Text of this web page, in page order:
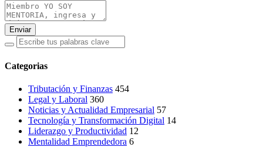
Enviar
Categorias
Tributación y Finanzas 454
Legal y Laboral 360
Noticias y Actualidad Empresarial 57
Tecnología y Transformación Digital 14
Liderazgo y Productividad 12
Mentalidad Emprendedora 6